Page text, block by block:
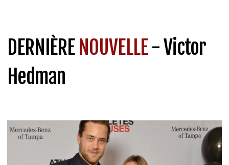
DERNIÈRENOUVELLE- Victor
Hedman